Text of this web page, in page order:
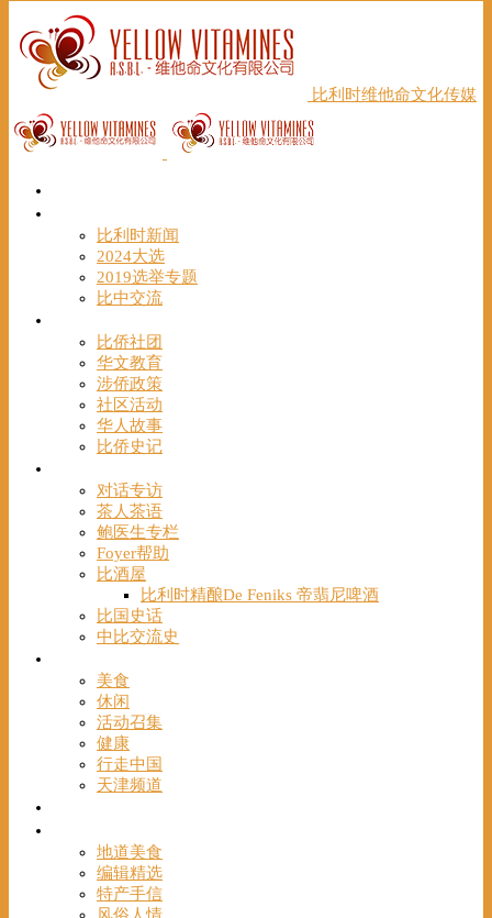
比利时维他命文化传媒
比利时新闻
2024大选
2019选举专题
比中交流
比侨社团
华文教育
涉侨政策
社区活动
华人故事
比侨史记
对话专访
茶人茶语
鲍医生专栏
Foyer帮助
比酒屋
比利时精酿De Feniks 帝翡尼啤酒
比国史话
中比交流史
美食
休闲
活动召集
健康
行走中国
天津频道
地道美食
编辑精选
特产手信